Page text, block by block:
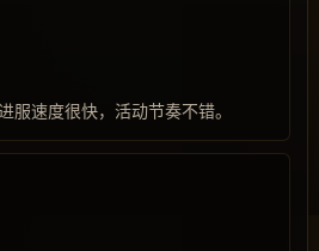
服速度很快，活动节奏不错。